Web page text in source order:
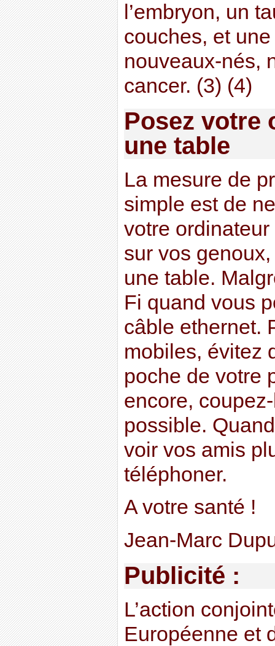
l’embryon, un
couches, et
nouveaux-nés,
cancer. (3) (4)
Posez votre
une table
La mesure de
simple est de
votre
sur vos
une table.
Fi quand vous
câble ethernet.
mobiles, évitez
poche de votre
encore,
possible.
voir vos amis
téléphoner.
A votre santé !
Jean-Marc
Publicité :
L’action
Européenne et